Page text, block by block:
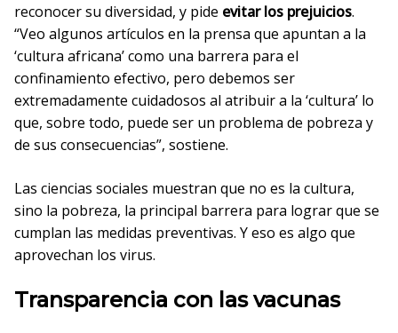
reconocer su diversidad, y pide evitar los prejuicios.
“Veo algunos artículos en la prensa que apuntan a la
‘cultura africana’ como una barrera para el
confinamiento efectivo, pero debemos ser
extremadamente cuidadosos al atribuir a la ‘cultura’ lo
que, sobre todo, puede ser un problema de pobreza y
de sus consecuencias”, sostiene.
Las ciencias sociales muestran que no es la cultura,
sino la pobreza, la principal barrera para lograr que se
cumplan las medidas preventivas. Y eso es algo que
aprovechan los virus.
Transparencia con las vacunas